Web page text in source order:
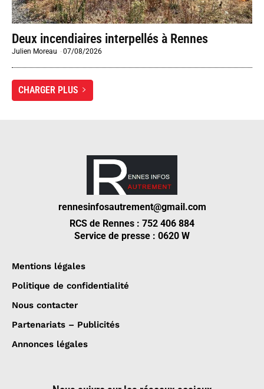
Deux incendiaires interpellés à Rennes
Julien Moreau -07/08/2026
CHARGER PLUS
rennesinfosautrement@gmail.com
RCS de Rennes : 752 406 884
Service de presse : 0620 W
Mentions légales
Politique de confidentialité
Nous contacter
Partenariats – Publicités
Annonces légales